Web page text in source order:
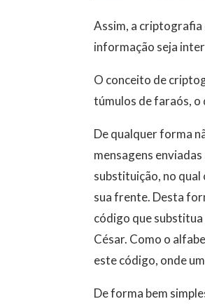
Assim, a
informação seja
O conceito de
túmulos de faraós, o
De qualquer forma
mensagens
substituição, no qual
sua frente. Desta
código que
César. Como o
este código, onde
De forma bem